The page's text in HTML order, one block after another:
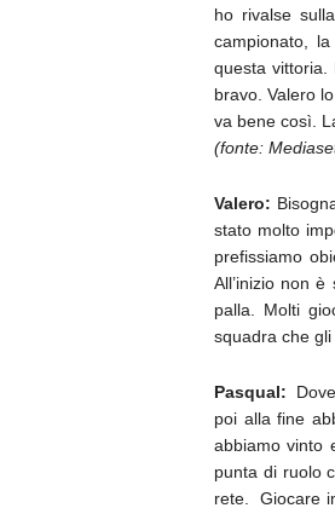
ho rivalse
campionato,
questa
bravo. Valero
va bene così.
(fonte:
Valero:
stato molto
prefissiamo
All’inizio non
palla. Molti
squadra che
Pasqual:
poi alla fine
abbiamo vinto
punta di ruolo
rete. Giocare